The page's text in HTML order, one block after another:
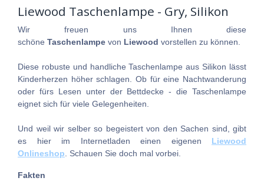
Liewood Taschenlampe - Gry, Silikon
Wir freuen uns Ihnen diese
schöne Taschenlampe von Liewood vorstellen zu können.
Diese robuste und handliche Taschenlampe aus Silikon lässt
Kinderherzen höher schlagen. Ob für eine Nachtwanderung
oder fürs Lesen unter der Bettdecke - die Taschenlampe
eignet sich für viele Gelegenheiten.
Und weil wir selber so begeistert von den Sachen sind, gibt
es hier im Internetladen einen eigenen Liewood
Onlineshop . Schauen Sie doch mal vorbei.
Fakten